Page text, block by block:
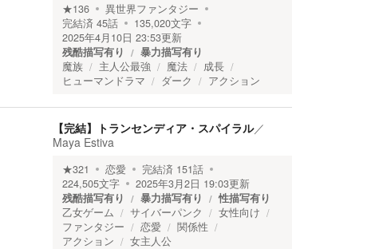
★136
異世界ファンタジー
完結済 45話 135,020文字
2025年4月10日 23:53更新
残酷描写有り
暴力描写有り
魔族
主人公最強 魔法
成長
ヒューマンドラマ
ダーク アクション
【完結】トランセンディア・スパイラル／
Maya Estiva
★321 恋愛 完結済 151話
224,505文字 2025年3月2日 19:03更新
残酷描写有り
暴力描写有り
性描写有り
乙女ゲーム
サイバーパンク
女性向け
ファンタジー
恋愛
関係性
アクション
女主人公